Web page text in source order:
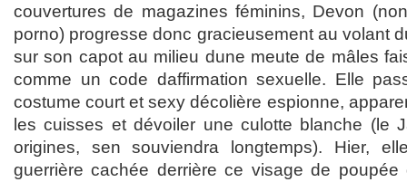
couvertures de magazines féminins, Devon
porno) progresse donc gracieusement au volant
sur son capot au milieu dune meute de mâles
comme un code daffirmation sexuelle. Elle
costume court et sexy décolière espionne,
les cuisses et dévoiler une culotte blanche (le
origines, sen souviendra longtemps). Hier,
guerrière cachée derrière ce visage de